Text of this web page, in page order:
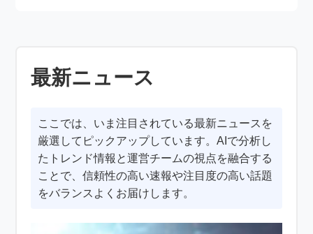
最新ニュース
ここでは、いま注目されている最新ニュースを
厳選してピックアップしています。AIで分析し
たトレンド情報と運営チームの視点を融合する
ことで、信頼性の高い速報や注目度の高い話題
をバランスよくお届けします。